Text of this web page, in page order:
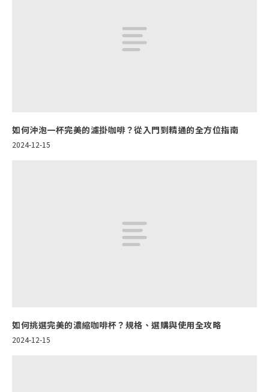
如何沖泡一杯完美的濾掛咖啡？從入門到精通的全方位指南
2024-12-15
如何挑選完美的濃縮咖啡杯？規格、選購與使用全攻略
2024-12-15